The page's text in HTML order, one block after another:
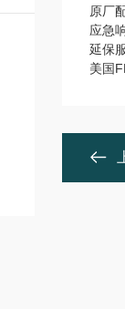
原厂
应急
延保
美国